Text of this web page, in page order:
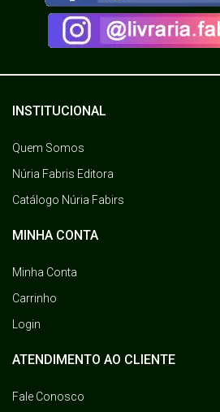
INSTITUCIONAL
Quem Somos
Núria Fabris Editora
Catálogo Núria Fabirs
MINHA CONTA
Minha Conta
Carrinho
Login
ATENDIMENTO AO CLIENTE
Fale Conosco